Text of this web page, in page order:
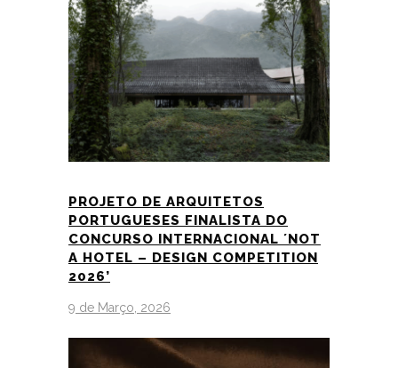
PROJETO DE ARQUITETOS
PORTUGUESES FINALISTA DO
CONCURSO INTERNACIONAL ´NOT
A HOTEL – DESIGN COMPETITION
2026’
9 de Março, 2026